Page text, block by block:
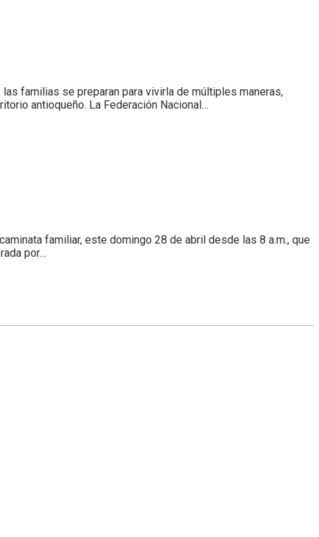
familias se preparan para vivirla de múltiples maneras,
antioqueño. La Federación Nacional…
familiar, este domingo 28 de abril desde las 8 a.m., que
por…